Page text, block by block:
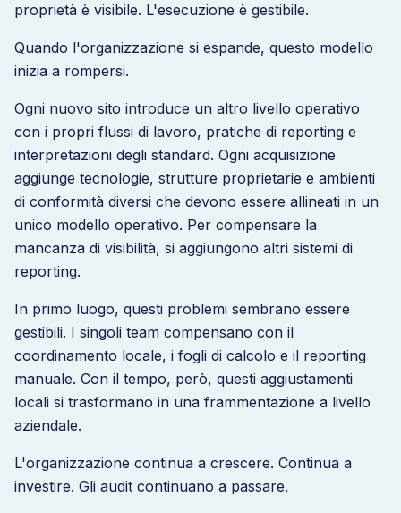
proprietà è visibile. L'esecuzione è gestibile.
Quando l'organizzazione si espande, questo modello
inizia a rompersi.
Ogni nuovo sito introduce un altro livello operativo
con i propri flussi di lavoro, pratiche di reporting e
interpretazioni degli standard. Ogni acquisizione
aggiunge tecnologie, strutture proprietarie e ambienti
di conformità diversi che devono essere allineati in un
unico modello operativo. Per compensare la
mancanza di visibilità, si aggiungono altri sistemi di
reporting.
In primo luogo, questi problemi sembrano essere
gestibili. I singoli team compensano con il
coordinamento locale, i fogli di calcolo e il reporting
manuale. Con il tempo, però, questi aggiustamenti
locali si trasformano in una frammentazione a livello
aziendale.
L'organizzazione continua a crescere. Continua a
investire. Gli audit continuano a passare.